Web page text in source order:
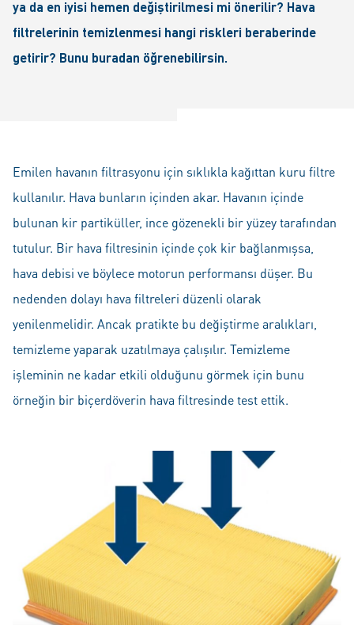
ya da en iyisi hemen değiştirilmesi mi önerilir? Hava
filtrelerinin temizlenmesi hangi riskleri beraberinde
getirir? Bunu buradan öğrenebilirsin.
Emilen havanın filtrasyonu için sıklıkla kağıttan kuru filtre
kullanılır. Hava bunların içinden akar. Havanın içinde
bulunan kir partiküller, ince gözenekli bir yüzey tarafından
tutulur. Bir hava filtresinin içinde çok kir bağlanmışsa,
hava debisi ve böylece motorun performansı düşer. Bu
nedenden dolayı hava filtreleri düzenli olarak
yenilenmelidir. Ancak pratikte bu değiştirme aralıkları,
temizleme yaparak uzatılmaya çalışılır. Temizleme
işleminin ne kadar etkili olduğunu görmek için bunu
örneğin bir biçerdöverin hava filtresinde test ettik.